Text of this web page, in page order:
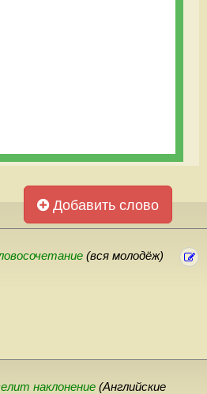
Добавить слово
(вся молодёж)
наклонение (Английские